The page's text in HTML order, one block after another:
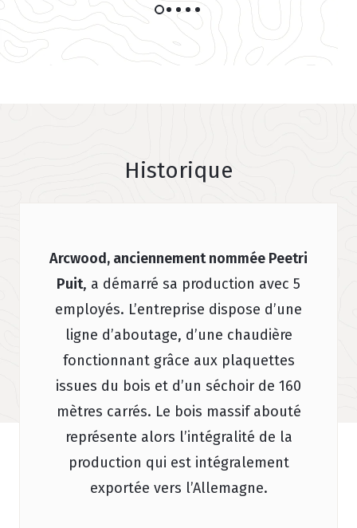
Historique
Arcwood, anciennement nommée Peetri
Puit, a démarré sa production avec 5
employés. L’entreprise dispose d’une
ligne d’aboutage, d’une chaudière
fonctionnant grâce aux plaquettes
issues du bois et d’un séchoir de 160
mètres carrés. Le bois massif abouté
représente alors l’intégralité de la
production qui est intégralement
exportée vers l’Allemagne.